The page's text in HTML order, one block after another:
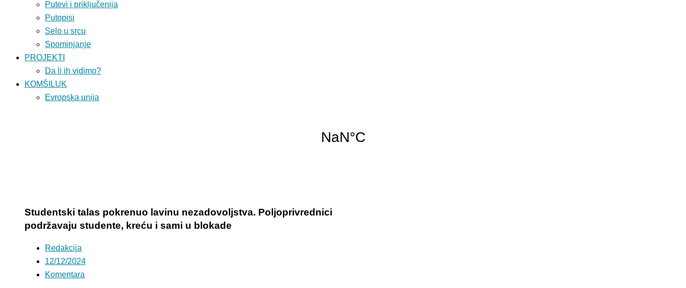
Putevi i priključenija
Putopisi
Selo u srcu
Spominjanje
PROJEKTI
Da li ih vidimo?
KOMŠILUK
Evropska unija
Studentski talas pokrenuo lavinu nezadovoljstva. Poljoprivrednici
podržavaju studente, kreću i sami u blokade
Redakcija
12/12/2024
Komentara